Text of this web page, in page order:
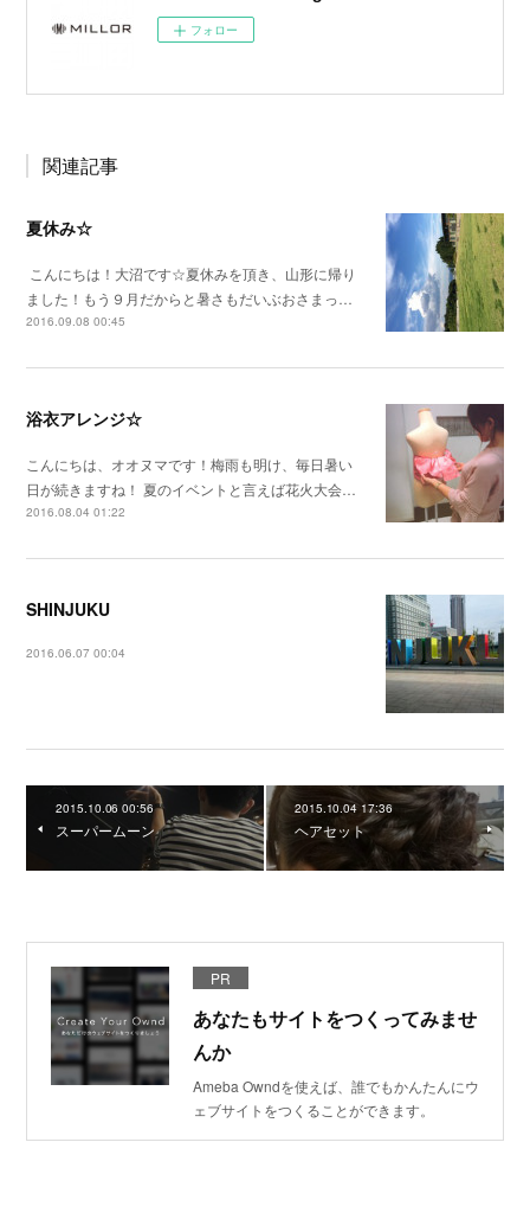
フォロー
関連記事
夏休み☆
こんにちは！大沼です☆夏休みを頂き、山形に帰り
ました！もう９月だからと暑さもだいぶおさまっ…
2016.09.08 00:45
浴衣アレンジ☆
こんにちは、オオヌマです！梅雨も明け、毎日暑い
日が続きますね！ 夏のイベントと言えば花火大会…
2016.08.04 01:22
SHINJUKU
2016.06.07 00:04
2015.10.06 00:56
スーパームーン
2015.10.04 17:36
ヘアセット
PR
あなたもサイトをつくってみませ
んか
Ameba Owndを使えば、誰でもかんたんにウ
ェブサイトをつくることができます。